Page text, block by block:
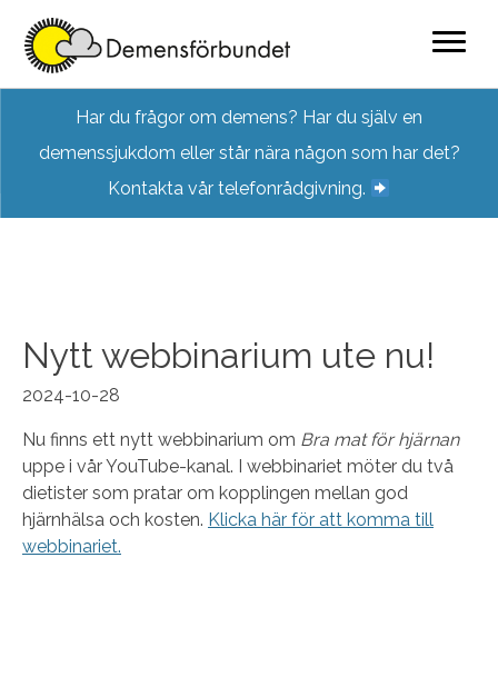
content
Har du frågor om demens? Har du själv en
demenssjukdom eller står nära någon som har det?
Kontakta vår telefonrådgivning.
Nytt webbinarium ute nu!
2024-10-28
Nu finns ett nytt webbinarium om Bra mat för hjärnan
uppe i vår YouTube-kanal. I webbinariet möter du två
dietister som pratar om kopplingen mellan god
hjärnhälsa och kosten. Klicka här för att komma till
webbinariet.